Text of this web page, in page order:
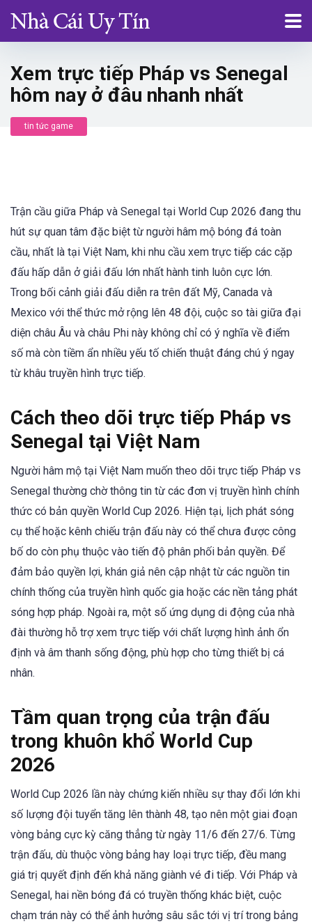
Xem trực tiếp Pháp vs Senegal
hôm nay ở đâu nhanh nhất
tin tức game
Trận cầu giữa Pháp và Senegal tại World Cup 2026 đang thu
hút sự quan tâm đặc biệt từ người hâm mộ bóng đá toàn
cầu, nhất là tại Việt Nam, khi nhu cầu xem trực tiếp các cặp
đấu hấp dẫn ở giải đấu lớn nhất hành tinh luôn cực lớn.
Trong bối cảnh giải đấu diễn ra trên đất Mỹ, Canada và
Mexico với thể thức mở rộng lên 48 đội, cuộc so tài giữa đại
diện châu Âu và châu Phi này không chỉ có ý nghĩa về điểm
số mà còn tiềm ẩn nhiều yếu tố chiến thuật đáng chú ý ngay
từ khâu truyền hình trực tiếp.
Cách theo dõi trực tiếp Pháp vs
Senegal tại Việt Nam
Người hâm mộ tại Việt Nam muốn theo dõi trực tiếp Pháp vs
Senegal thường chờ thông tin từ các đơn vị truyền hình chính
thức có bản quyền World Cup 2026. Hiện tại, lịch phát sóng
cụ thể hoặc kênh chiếu trận đấu này có thể chưa được công
bố do còn phụ thuộc vào tiến độ phân phối bản quyền. Để
đảm bảo quyền lợi, khán giả nên cập nhật từ các nguồn tin
chính thống của truyền hình quốc gia hoặc các nền tảng phát
sóng hợp pháp. Ngoài ra, một số ứng dụng di động của nhà
đài thường hỗ trợ xem trực tiếp với chất lượng hình ảnh ổn
định và âm thanh sống động, phù hợp cho từng thiết bị cá
nhân.
Tầm quan trọng của trận đấu
trong khuôn khổ World Cup
2026
World Cup 2026 lần này chứng kiến nhiều sự thay đổi lớn khi
số lượng đội tuyển tăng lên thành 48, tạo nên một giai đoạn
vòng bảng cực kỳ căng thẳng từ ngày 11/6 đến 27/6. Từng
trận đấu, dù thuộc vòng bảng hay loại trực tiếp, đều mang
giá trị quyết định đến khả năng giành vé đi tiếp. Với Pháp và
Senegal, hai nền bóng đá có truyền thống khác biệt, cuộc
chạm trán này có thể ảnh hưởng sâu sắc tới vị trí trong bảng